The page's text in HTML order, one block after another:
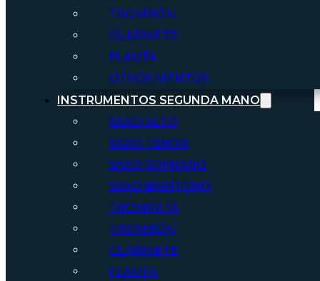
TROMBÓN
CLARINETE
FLAUTA
OTROS VIENTOS
INSTRUMENTOS SEGUNDA MANO
SAXO ALTO
SAXO TENOR
SAXO SOPRANO
SAXO BARÍTONO
TROMPETA
TROMBÓN
CLARINETE
FLAUTA